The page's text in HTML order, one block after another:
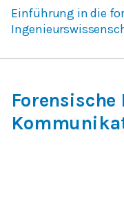
Einführung in die